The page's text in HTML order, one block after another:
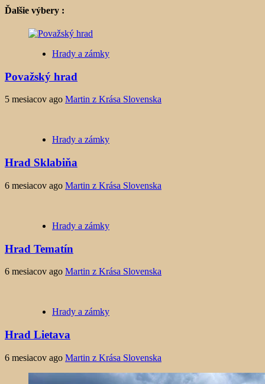
Ďalšie výbery :
Hrady a zámky
Považský hrad
5 mesiacov ago Martin z Krása Slovenska
Hrady a zámky
Hrad Sklabiňa
6 mesiacov ago Martin z Krása Slovenska
Hrady a zámky
Hrad Tematín
6 mesiacov ago Martin z Krása Slovenska
Hrady a zámky
Hrad Lietava
6 mesiacov ago Martin z Krása Slovenska